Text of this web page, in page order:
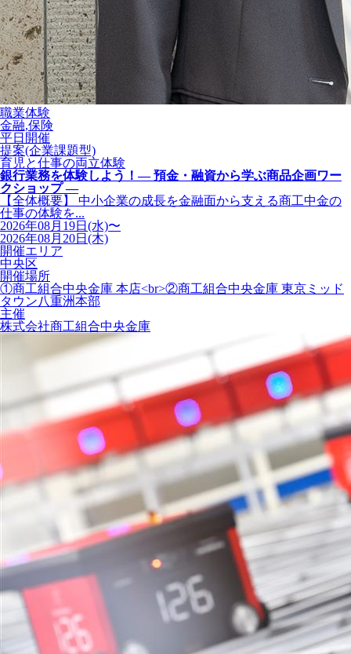
職業体験
金融,保険
平日開催
提案(企業課題型)
育児と仕事の両立体験
銀行業務を体験しよう！― 預金・融資から学ぶ商品企画ワー
クショップ ―
【全体概要】 中小企業の成長を金融面から支える商工中金の
仕事の体験を...
2026年08月19日(水)〜
2026年08月20日(木)
開催エリア
中央区
開催場所
①商工組合中央金庫 本店<br>②商工組合中央金庫 東京ミッド
タウン八重洲本部
主催
株式会社商工組合中央金庫